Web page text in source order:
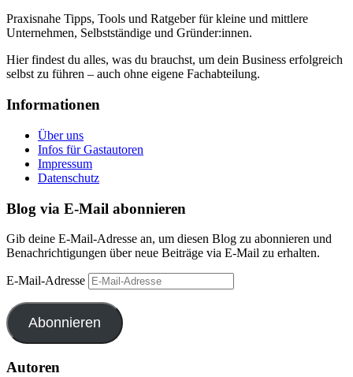
Praxisnahe Tipps, Tools und Ratgeber für kleine und mittlere
Unternehmen, Selbstständige und Gründer:innen.
Hier findest du alles, was du brauchst, um dein Business erfolgreich
selbst zu führen – auch ohne eigene Fachabteilung.
Informationen
Über uns
Infos für Gastautoren
Impressum
Datenschutz
Blog via E-Mail abonnieren
Gib deine E-Mail-Adresse an, um diesen Blog zu abonnieren und
Benachrichtigungen über neue Beiträge via E-Mail zu erhalten.
E-Mail-Adresse
Abonnieren
Autoren